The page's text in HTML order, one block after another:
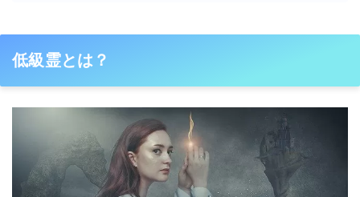
低級霊とは？